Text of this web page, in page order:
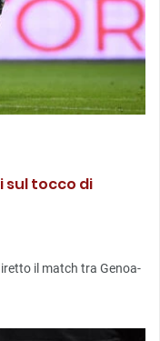
sul tocco di
il match tra Genoa-